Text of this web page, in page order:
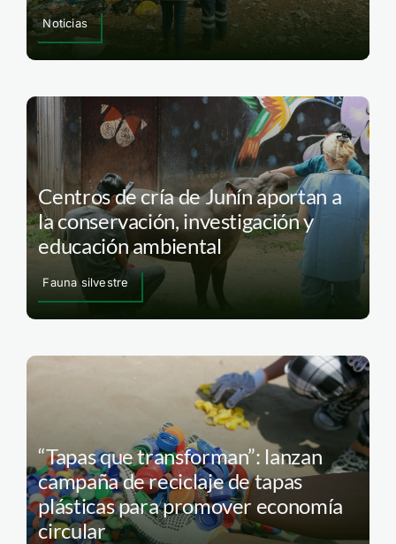
Noticias
Centros de cría de Junín aportan a
la conservación, investigación y
educación ambiental
Fauna silvestre
“Tapas que transforman”: lanzan
campaña de reciclaje de tapas
plásticas para promover economía
circular